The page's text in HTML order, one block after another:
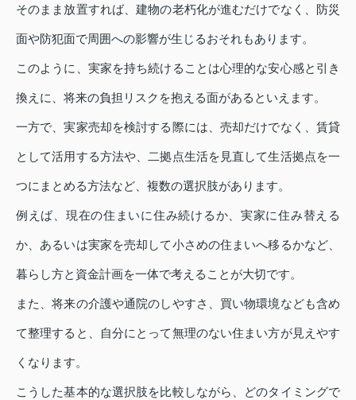
そのまま放置すれば、建物の老朽化が進むだけでなく、防災
面や防犯面で周囲への影響が生じるおそれもあります。
このように、実家を持ち続けることは心理的な安心感と引き
換えに、将来の負担リスクを抱える面があるといえます。
一方で、実家売却を検討する際には、売却だけでなく、賃貸
として活用する方法や、二拠点生活を見直して生活拠点を一
つにまとめる方法など、複数の選択肢があります。
例えば、現在の住まいに住み続けるか、実家に住み替える
か、あるいは実家を売却して小さめの住まいへ移るかなど、
暮らし方と資金計画を一体で考えることが大切です。
また、将来の介護や通院のしやすさ、買い物環境なども含め
て整理すると、自分にとって無理のない住まい方が見えやす
くなります。
こうした基本的な選択肢を比較しながら、どのタイミングで